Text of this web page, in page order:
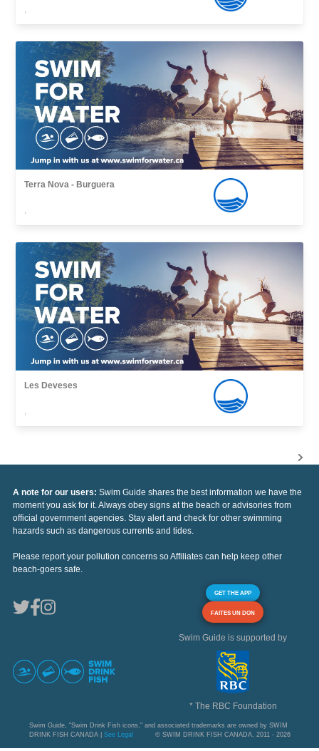
,
Terra Nova - Burguera
,
Les Deveses
,
A note for our users: Swim Guide shares the best information we have the
moment you ask for it. Always obey signs at the beach or advisories from
official government agencies. Stay alert and check for other swimming
hazards such as dangerous currents and tides.
Please report your pollution concerns so Affiliates can help keep other
beach-goers safe.
GET THE APP
FAITES UN DON
Swim Guide is supported by
* The RBC Foundation
Swim Guide, "Swim Drink Fish icons," and associated trademarks are owned by SWIM
DRINK FISH CANADA | See Legal © SWIM DRINK FISH CANADA, 2011 - 2026